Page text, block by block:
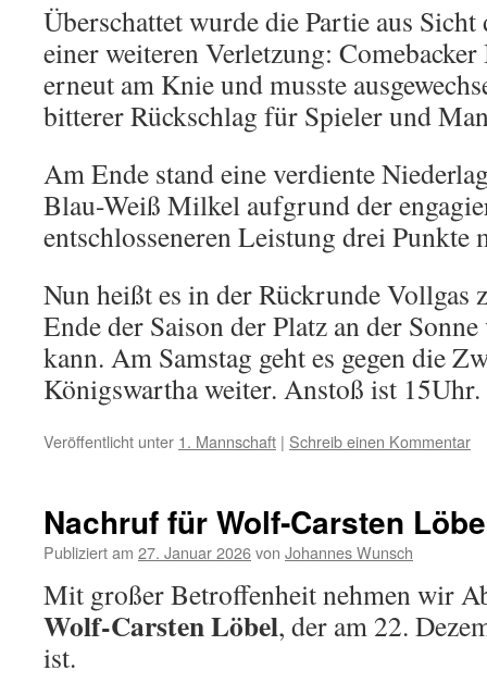
Überschattet wurde die Partie aus
einer weiteren Verletzung:
erneut am Knie und musste
bitterer Rückschlag für Spieler und
Am Ende stand eine verdiente
Blau-Weiß Milkel aufgrund der
entschlosseneren Leistung drei Punkte
Nun heißt es in der Rückrunde Vollgas
Ende der Saison der Platz an der
kann. Am Samstag geht es gegen die
Königswartha weiter. Anstoß ist 15Uhr.
Veröffentlicht unter 1. Mannschaft | Schreib einen Kommentar
Nachruf für Wolf‑Carsten
Publiziert am 27. Januar 2026von Johannes Wunsch
Mit großer Betroffenheit nehmen wir
Wolf‑Carsten Löbel, der am 22.
ist.